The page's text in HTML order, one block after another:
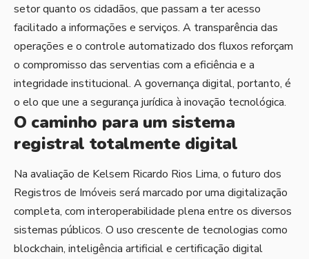
setor quanto os cidadãos, que passam a ter acesso
facilitado a informações e serviços. A transparência das
operações e o controle automatizado dos fluxos reforçam
o compromisso das serventias com a eficiência e a
integridade institucional. A governança digital, portanto, é
o elo que une a segurança jurídica à inovação tecnológica.
O caminho para um sistema
registral totalmente digital
Na avaliação de Kelsem Ricardo Rios Lima, o futuro dos
Registros de Imóveis será marcado por uma digitalização
completa, com interoperabilidade plena entre os diversos
sistemas públicos. O uso crescente de tecnologias como
blockchain, inteligência artificial e certificação digital